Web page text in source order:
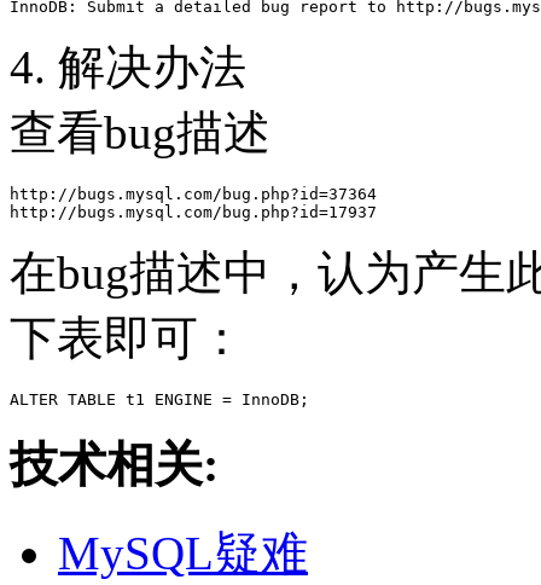
4. 解决办法
查看bug描述
http://bugs.mysql.com/bug.php?id=37364
在bug描述中，认为产生
下表即可：
技术相关:
MySQL疑难